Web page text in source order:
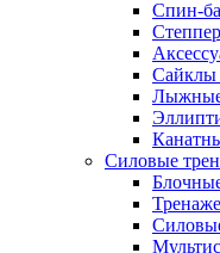
Спин-
Сайклы
Силовые